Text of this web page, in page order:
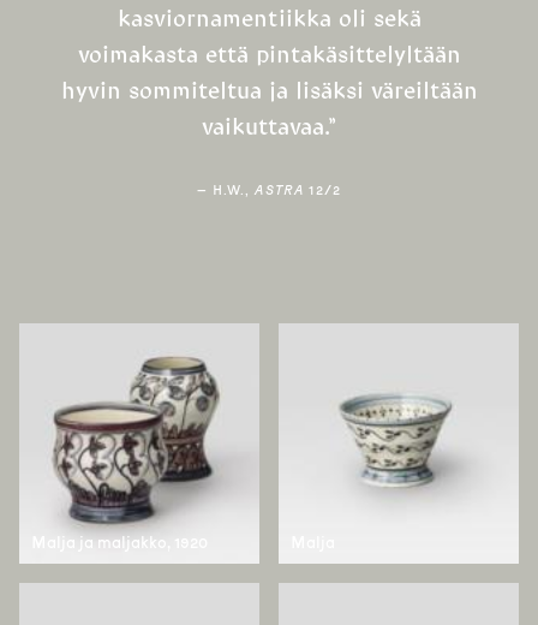
kasviornamentiikka oli sekä
voimakasta että pintakäsittelyltään
hyvin sommiteltua ja lisäksi väreiltään
vaikuttavaa.”
H.W., ASTRA 12/2
Malja ja maljakko, 1920